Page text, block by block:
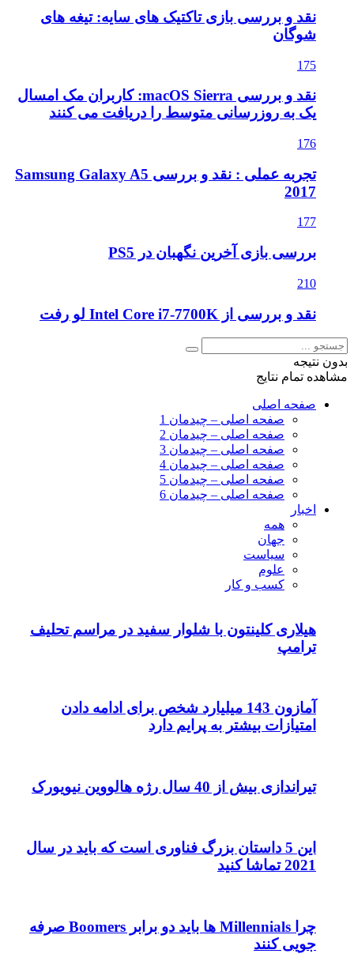
نقد و بررسی بازی تاکتیک های سایه: تیغه های
شوگان
175
نقد و بررسی macOS Sierra: کاربران مک امسال
یک به روزرسانی متوسط را دریافت می کنند
176
تجربه عملی : نقد و بررسی Samsung Galaxy A5
2017
177
بررسی بازی آخرین نگهبان در PS5
210
نقد و بررسی از Intel Core i7-7700K لو رفت
بدون نتیجه
مشاهده تمام نتایج
صفحه اصلی
صفحه اصلی – چیدمان 1
صفحه اصلی – چیدمان 2
صفحه اصلی – چیدمان 3
صفحه اصلی – چیدمان 4
صفحه اصلی – چیدمان 5
صفحه اصلی – چیدمان 6
اخبار
همه
جهان
سیاست
علوم
کسب و کار
هیلاری کلینتون با شلوار سفید در مراسم تحلیف
ترامپ
آمازون 143 میلیارد شخص برای ادامه دادن
امتیازات بیشتر به پرایم دارد
تیراندازی بیش از 40 سال رژه هالووین نیویورک
این 5 داستان بزرگ فناوری است که باید در سال
2021 تماشا کنید
چرا Millennials ها باید دو برابر Boomers صرفه
جویی کنند